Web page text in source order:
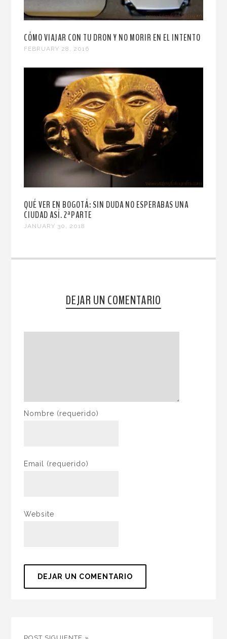
CÓMO VIAJAR CON TU DRON Y NO MORIR EN EL INTENTO
FEBRUARY 28, 2016
QUÉ VER EN BOGOTÁ: SIN DUDA NO ESPERABAS UNA
CIUDAD ASÍ. 2ªPARTE
JANUARY 30, 2018
DEJAR UN COMENTARIO
Nombre (requerido)
Email (requerido)
Website